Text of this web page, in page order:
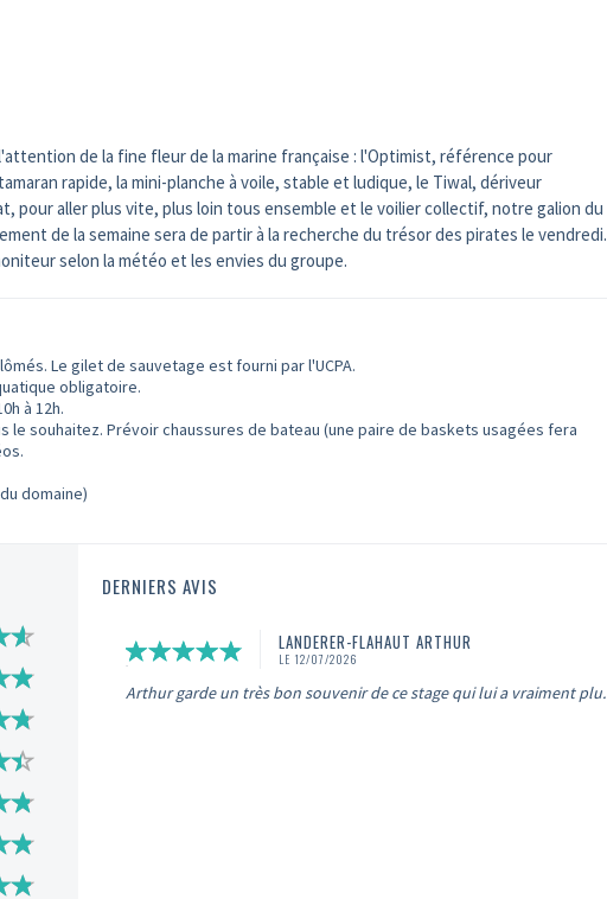
de la fine fleur de la marine française : l'Optimist, référence pour
rapide, la mini-planche à voile, stable et ludique, le Tiwal, dériveur
pour aller plus vite, plus loin tous ensemble et le voilier collectif, notre galion du
de la semaine sera de partir à la recherche du trésor des pirates le vendredi.
selon la météo et les envies du groupe.
Le gilet de sauvetage est fourni par l'UCPA.
obligatoire.
à 12h.
le souhaitez. Prévoir chaussures de bateau (une paire de baskets usagées fera
domaine)
DERNIERS AVIS
LANDERER-FLAHAUT ARTHUR
LE 12/07/2026
Arthur garde un très bon souvenir de ce stage qui lui a vraiment plu.